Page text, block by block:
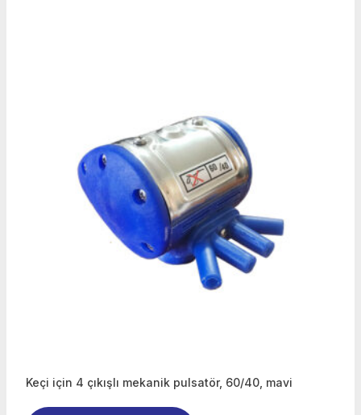
Keçi için 4 çıkışlı mekanik pulsatör, 60/40, mavi